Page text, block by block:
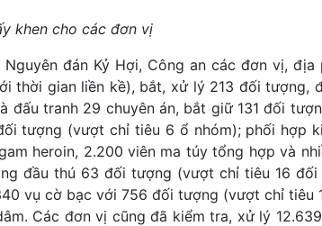
khen cho các đơn vị
đán Kỷ Hợi, Công an các đơn vị, địa
thời gian liền kề), bắt, xử lý 213 đối tượng,
đấu tranh 29 chuyên án, bắt giữ 131 đối
tượng (vượt chỉ tiêu 6 ổ nhóm); phối hợp
heroin, 2.200 viên ma túy tổng hợp và
đầu thú 63 đối tượng (vượt chỉ tiêu 16 đối
vụ cờ bạc với 756 đối tượng (vượt chỉ tiêu
Các đơn vị cũng đã kiểm tra, xử lý